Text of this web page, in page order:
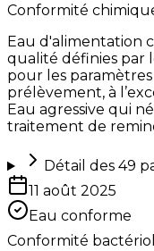
Conformité
Eau d'alimentation
qualité définies par
pour les
prélèvement, à
Eau agressive qui
traitement de
Détail des 49
11 août 2025
Eau conforme
Conformité